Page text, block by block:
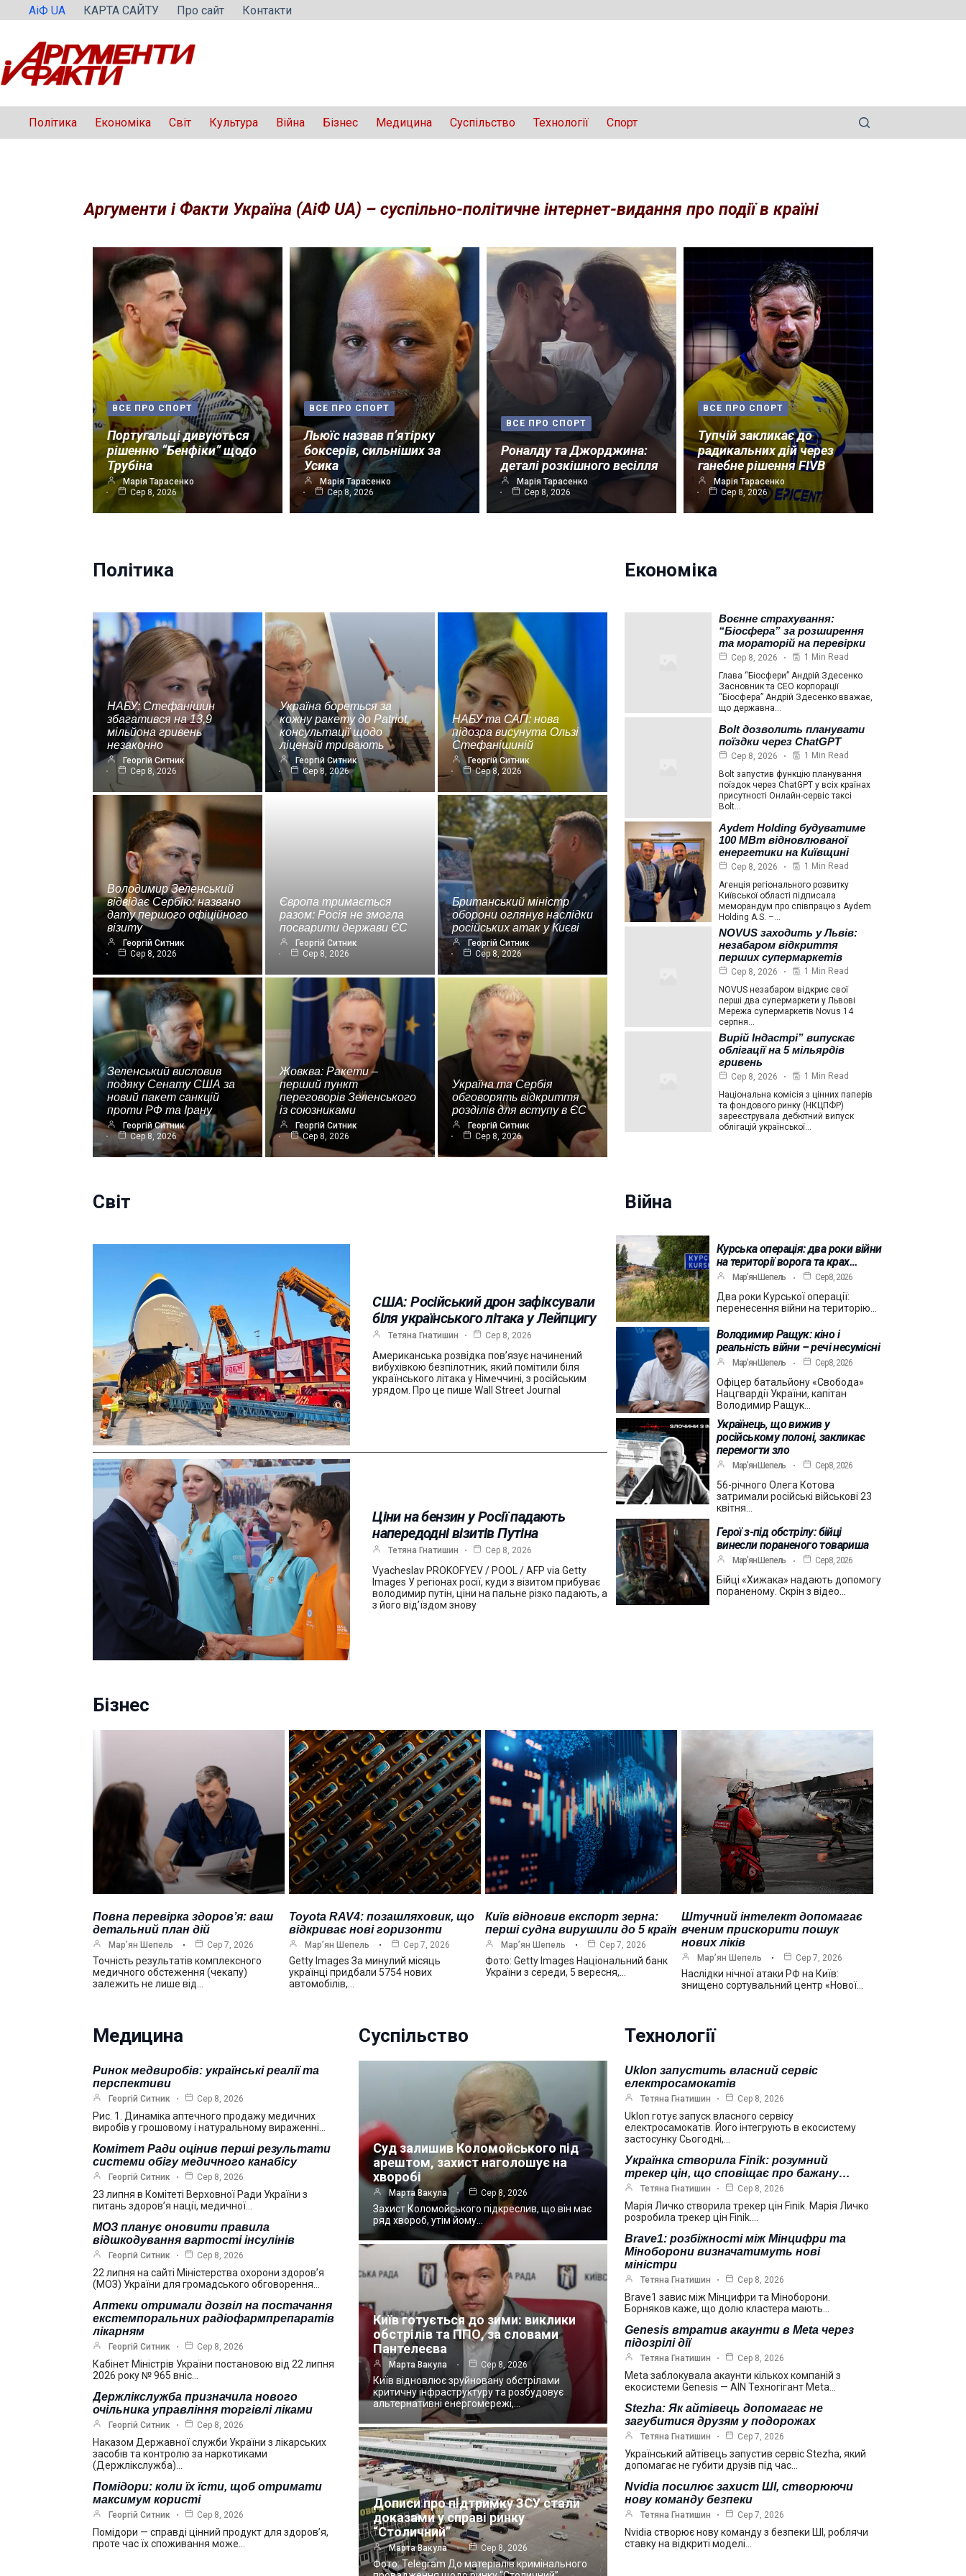
Перейти
вмісту
АіФ UA КАРТА САЙТУ Про сайт Контакти
Політика Економіка Світ Культура Війна Бізнес Медицина Суспільство Технології Спорт
Аргументи і Факти Україна (АіФ UA) – суспільно-політичне інтернет-видання про події в країні
ВСЕ ПРО СПОРТ
Португальці дивуються
рішенню “Бенфіки” щодо
Трубіна
Марія Тарасенко
Сер 8, 2026
ВСЕ ПРО СПОРТ
Льюїс назвав п’ятірку
боксерів, сильніших за
Усика
Марія Тарасенко
Сер 8, 2026
ВСЕ ПРО СПОРТ
Роналду та Джорджина:
деталі розкішного весілля
Марія Тарасенко
Сер 8, 2026
ВСЕ ПРО СПОРТ
Тупчій закликає до
радикальних дій через
ганебне рішення FIVB
Марія Тарасенко
Сер 8, 2026
Політика Економіка
НАБУ: Стефанішин
збагатився на 13,9
мільйона гривень
незаконно
Георгій Ситник
Сер 8, 2026
Україна бореться за
кожну ракету до Patriot,
консультації щодо
ліцензій тривають
Георгій Ситник
Сер 8, 2026
НАБУ та САП: нова
підозра висунута Ользі
Стефанішиній
Георгій Ситник
Сер 8, 2026
Володимир Зеленський
відвідає Сербію: названо
дату першого офіційного
візиту
Георгій Ситник
Сер 8, 2026
Європа тримається
разом: Росія не змогла
посварити держави ЄС
Георгій Ситник
Сер 8, 2026
Британський міністр
оборони оглянув наслідки
російських атак у Києві
Георгій Ситник
Сер 8, 2026
Зеленський висловив
подяку Сенату США за
новий пакет санкцій
проти РФ та Ірану
Георгій Ситник
Сер 8, 2026
Жовква: Ракети –
перший пункт
переговорів Зеленського
із союзниками
Георгій Ситник
Сер 8, 2026
Україна та Сербія
обговорять відкриття
розділів для вступу в ЄС
Георгій Ситник
Сер 8, 2026
Воєнне страхування:
“Біосфера” за розширення
та мораторій на перевірки
Сер 8, 2026
1 Min Read
Глава “Біосфери” Андрій Здесенко
Засновник та СЕО корпорації
“Біосфера” Андрій Здесенко вважає,
що державна…
Bolt дозволить планувати
поїздки через ChatGPT
Сер 8, 2026
1 Min Read
Bolt запустив функцію планування
поїздок через ChatGPT у всіх країнах
присутності Онлайн-сервіс таксі
Bolt…
Aydem Holding будуватиме
100 МВт відновлюваної
енергетики на Київщині
Сер 8, 2026
1 Min Read
Агенція регіонального розвитку
Київської області підписала
меморандум про співпрацю з Aydem
Holding A.S. –…
NOVUS заходить у Львів:
незабаром відкриття
перших супермаркетів
Сер 8, 2026
1 Min Read
NOVUS незабаром відкриє свої
перші два супермаркети у Львові
Мережа супермаркетів Novus 14
серпня…
Вирій Індастрі” випускає
облігації на 5 мільярдів
гривень
Сер 8, 2026
1 Min Read
Національна комісія з цінних паперів
та фондового ринку (НКЦПФР)
зареєструвала дебютний випуск
облігацій української…
Світ Війна
США: Російський дрон зафіксували
біля українського літака у Лейпцигу
Тетяна Гнатишин Сер 8, 2026
Американська розвідка пов’язує начинений
вибухівкою безпілотник, який помітили біля
українського літака у Німеччині, з російським
урядом. Про це пише Wall Street Journal
Ціни на бензин у Росії падають
напередодні візитів Путіна
Тетяна Гнатишин Сер 8, 2026
Vyacheslav PROKOFYEV / POOL / AFP via Getty
Images У регіонах росії, куди з візитом прибуває
володимир путін, ціни на пальне різко падають, а
з його від’їздом знову
Курська операція: два роки війни
на території ворога та крах…
Мар’ян Шепель Сер 8, 2026
Два роки Курської операції:
перенесення війни на територію…
Володимир Ращук: кіно і
реальність війни – речі несумісні
Мар’ян Шепель Сер 8, 2026
Офіцер батальйону «Свобода»
Нацгвардії України, капітан
Володимир Ращук…
Українець, що вижив у
російському полоні, закликає
перемогти зло
Мар’ян Шепель Сер 8, 2026
56-річного Олега Котова
затримали російські військові 23
квітня…
Герої з-під обстрілу: бійці
винесли пораненого товариша
Мар’ян Шепель Сер 8, 2026
Бійці «Хижака» надають допомогу
пораненому. Скрін з відео…
Бізнес
Повна перевірка здоров’я: ваш
детальний план дій
Мар’ян Шепель Сер 7, 2026
Точність результатів комплексного
медичного обстеження (чекапу)
залежить не лише від…
Toyota RAV4: позашляховик, що
відкриває нові горизонти
Мар’ян Шепель Сер 7, 2026
Getty Images За минулий місяць
українці придбали 5754 нових
автомобілів,…
Київ відновив експорт зерна:
перші судна вирушили до 5 країн
Мар’ян Шепель Сер 7, 2026
Фото: Getty Images Національний банк
України з середи, 5 вересня,…
Штучний інтелект допомагає
вченим прискорити пошук
нових ліків
Мар’ян Шепель Сер 7, 2026
Наслідки нічної атаки РФ на Київ:
знищено сортувальний центр «Нової…
Медицина
Ринок медвиробів: українські реалії та
перспективи
Георгій Ситник Сер 8, 2026
Рис. 1. Динаміка аптечного продажу медичних
виробів у грошовому і натуральному вираженні…
Комітет Ради оцінив перші результати
системи обігу медичного канабісу
Георгій Ситник Сер 8, 2026
23 липня в Комітеті Верховної Ради України з
питань здоров’я нації, медичної…
МОЗ планує оновити правила
відшкодування вартості інсулінів
Георгій Ситник Сер 8, 2026
22 липня на сайті Міністерства охорони здоров’я
(МОЗ) України для громадського обговорення…
Аптеки отримали дозвіл на постачання
екстемпоральних радіофармпрепаратів
лікарням
Георгій Ситник Сер 8, 2026
Кабінет Міністрів України постановою від 22 липня
2026 року № 965 вніс…
Держлікслужба призначила нового
очільника управління торгівлі ліками
Георгій Ситник Сер 8, 2026
Наказом Державної служби України з лікарських
засобів та контролю за наркотиками
(Держлікслужба)…
Помідори: коли їх їсти, щоб отримати
максимум користі
Георгій Ситник Сер 8, 2026
Помідори — справді цінний продукт для здоров’я,
проте час їх споживання може…
Суспільство
Суд залишив Коломойського під
арештом, захист наголошує на
хворобі
Марта Вакула Сер 8, 2026
Захист Коломойського підкреслив, що він має
ряд хвороб, утім йому…
Київ готується до зими: виклики
обстрілів та ППО, за словами
Пантелеєва
Марта Вакула Сер 8, 2026
Київ відновлює зруйновану обстрілами
критичну інфраструктуру та розбудовує
альтернативні енергомережі,…
Дописи про підтримку ЗСУ стали
доказами у справі ринку
“Столичний”
Марта Вакула Сер 8, 2026
Фото: Telegram До матеріалів кримінального
Технології
Uklon запустить власний сервіс
електросамокатів
Тетяна Гнатишин Сер 8, 2026
Uklon готує запуск власного сервісу
електросамокатів. Його інтегрують в екосистему
застосунку Сьогодні,…
Українка створила Finik: розумний
трекер цін, що сповіщає про бажану…
Тетяна Гнатишин Сер 8, 2026
Марія Личко створила трекер цін Finik. Марія Личко
розробила трекер цін Finik.…
Brave1: розбіжності між Мінцифри та
Міноборони визначатимуть нові
міністри
Тетяна Гнатишин Сер 8, 2026
Brave1 завис між Мінцифри та Міноборони.
Борняков каже, що долю кластера мають…
Genesis втратив акаунти в Meta через
підозрілі дії
Тетяна Гнатишин Сер 8, 2026
Meta заблокувала акаунти кількох компаній з
екосистеми Genesis — AIN Техногігант Meta…
Stezha: Як айтівець допомагає не
загубитися друзям у подорожах
Тетяна Гнатишин Сер 7, 2026
Український айтівець запустив сервіс Stezha, який
допомагає не губити друзів під час…
Nvidia посилює захист ШІ, створюючи
нову команду безпеки
Тетяна Гнатишин Сер 7, 2026
Nvidia створює нову команду з безпеки ШІ, роблячи
ставку на відкриті моделі…